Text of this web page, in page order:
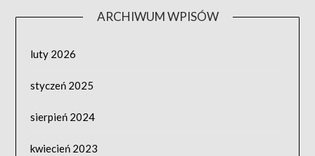
ARCHIWUM WPISÓW
luty 2026
styczeń 2025
sierpień 2024
kwiecień 2023